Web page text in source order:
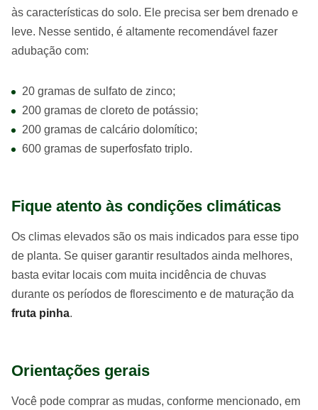
às características do solo. Ele precisa ser bem drenado e
leve. Nesse sentido, é altamente recomendável fazer
adubação com:
20 gramas de sulfato de zinco;
200 gramas de cloreto de potássio;
200 gramas de calcário dolomítico;
600 gramas de superfosfato triplo.
Fique atento às condições climáticas
Os climas elevados são os mais indicados para esse tipo
de planta. Se quiser garantir resultados ainda melhores,
basta evitar locais com muita incidência de chuvas
durante os períodos de florescimento e de maturação da
fruta pinha.
Orientações gerais
Você pode comprar as mudas, conforme mencionado, em